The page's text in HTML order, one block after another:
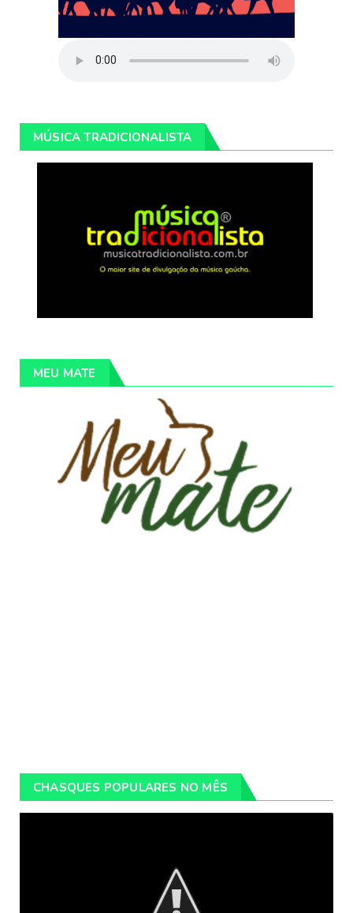
MÚSICA TRADICIONALISTA
MEU MATE
CHASQUES POPULARES NO MÊS